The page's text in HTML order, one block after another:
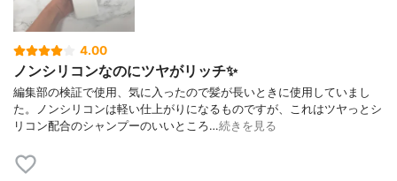
4.00
ノンシリコンなのにツヤがリッチ✨
編集部の検証で使用、気に入ったので髪が長いときに使用していまし
た。ノンシリコンは軽い仕上がりになるものですが、これはツヤっとシ
リコン配合のシャンプーのいいところ…続きを見る